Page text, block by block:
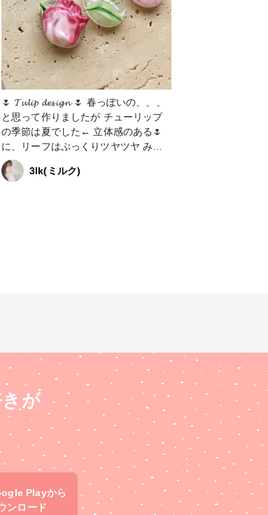
🌷 𝓣𝓾𝓵𝓲𝓹 𝓭𝓮𝓼𝓲𝓰𝓷 🌷 春っぽいの、、、
と思って作りましたが チューリップ
の季節は夏でした← 立体感のある🌷
に、リーフはぷっくりツヤツヤ みず
みずしく仕上がりました🌱 #春の作品
コンテスト2023 #はじめての投稿 #ア
3lk(ミルク)
が
Playから
ンロード